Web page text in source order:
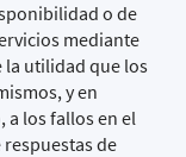
o de
mediante
la utilidad que los
y en
a los fallos en el
respuestas de